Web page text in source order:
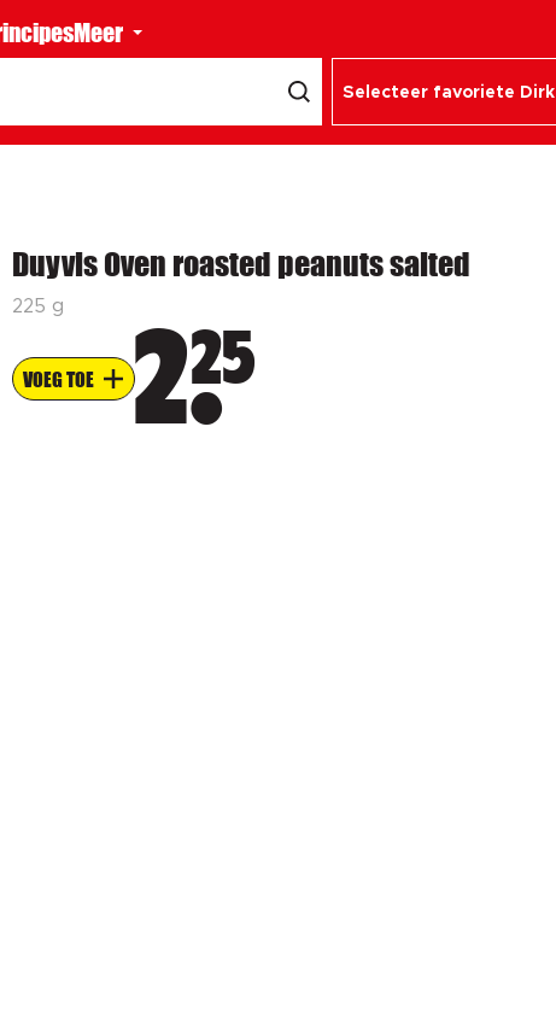
Meer
Selecteer favoriete Dirk
Duyvis Oven roasted peanuts salted
225 g
VOEG TOE 225